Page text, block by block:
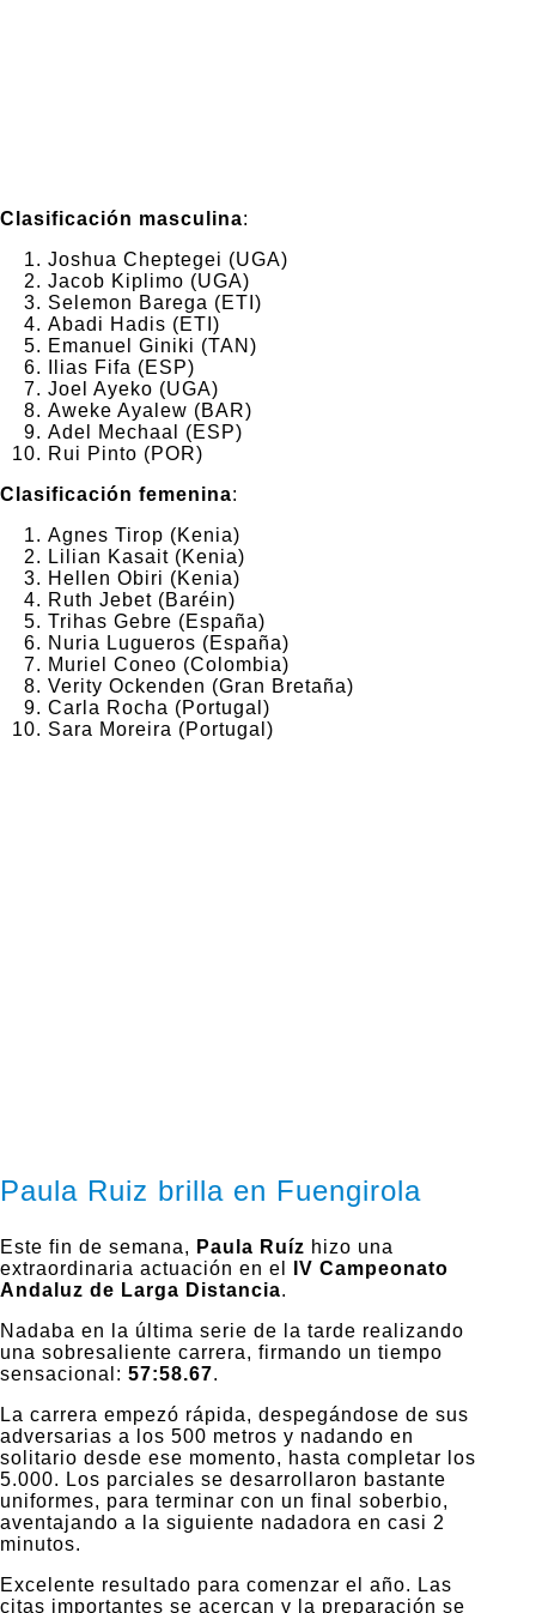
Clasificación masculina:
Joshua Cheptegei (UGA)
Jacob Kiplimo (UGA)
Selemon Barega (ETI)
Abadi Hadis (ETI)
Emanuel Giniki (TAN)
Ilias Fifa (ESP)
Joel Ayeko (UGA)
Aweke Ayalew (BAR)
Adel Mechaal (ESP)
Rui Pinto (POR)
Clasificación femenina:
Agnes Tirop (Kenia)
Lilian Kasait (Kenia)
Hellen Obiri (Kenia)
Ruth Jebet (Baréin)
Trihas Gebre (España)
Nuria Lugueros (España)
Muriel Coneo (Colombia)
Verity Ockenden (Gran Bretaña)
Carla Rocha (Portugal)
Sara Moreira (Portugal)
Paula Ruiz brilla en Fuengirola
Este fin de semana, Paula Ruíz hizo una
extraordinaria actuación en el
IV Campeonato
Andaluz de Larga Distancia.
Nadaba en la última serie de la tarde realizando
una sobresaliente carrera, firmando un tiempo
sensacional: 57:58.67.
La carrera empezó rápida, despegándose de sus
adversarias a los 500 metros y nadando en
solitario desde ese momento, hasta completar los
5.000. Los parciales se desarrollaron bastante
uniformes, para terminar con un final soberbio,
aventajando a la siguiente nadadora en casi 2
minutos.
Excelente resultado para comenzar el año. Las
citas importantes se acercan y la preparación se